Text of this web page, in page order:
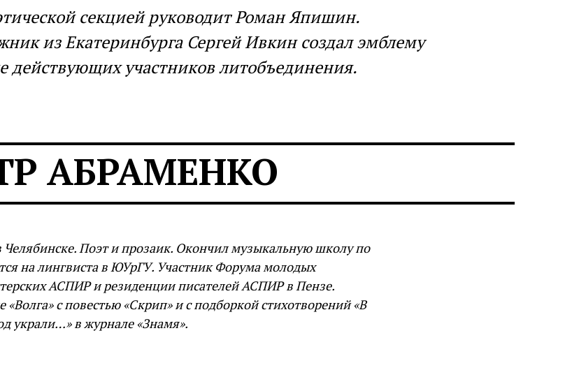
секцией руководит Роман Япишин.
из Екатеринбурга Сергей Ивкин создал эмблему
действующих участников литобъединения.
АБРАМЕНКО
Челябинске. Поэт и прозаик. Окончил музыкальную школу по
на лингвиста в ЮУрГУ. Участник Форума молодых
АСПИР и резиденции писателей АСПИР в Пензе.
с повестью «Скрип» и с подборкой стихотворений «В
украли…» в журнале «Знамя».